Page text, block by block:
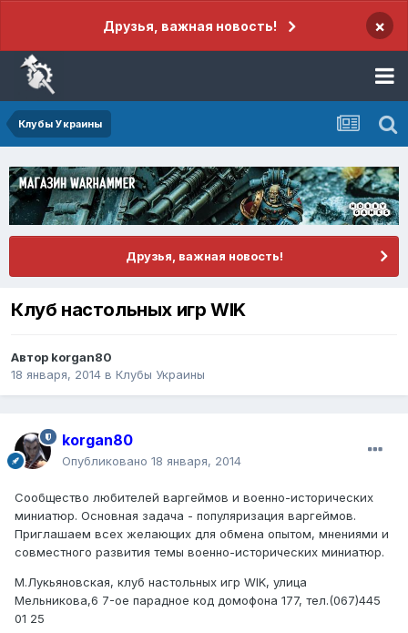
Друзья, важная новость! ×
Клубы Украины
Друзья, важная новость!
Клуб настольных игр WIK
Автор korgan80
18 января, 2014 в Клубы Украины
korgan80
Опубликовано 18 января, 2014
Сообщество любителей варгеймов и военно-исторических
миниатюр. Основная задача - популяризация варгеймов.
Приглашаем всех желающих для обмена опытом, мнениями и
совместного развития темы военно-исторических миниатюр.
М.Лукьяновская, клуб настольных игр WIK, улица
Мельникова,6 7-ое парадное код домофона 177, тел.(067)445
01 25